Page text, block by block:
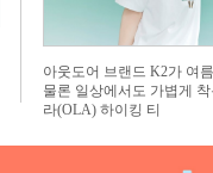
아웃도어 브랜드 K2가 여
물론 일상에서도 가볍게
라(OLA) 하이킹 티